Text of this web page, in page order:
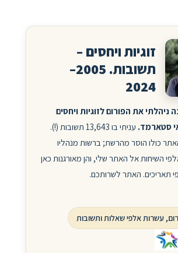
זוגיות ויחסים –
תשובות. 2005–
2024
20 שנה ניהלתי את הפורום לזוגיות ויחסים
סטארמד.
עניתי בו 13,643 תשובות (!).
2025 האתר כולו הוסר מהרשת; ברשות מנהליו
השיחות אל האתר שלי, והן מאורגנות כאן
תאריכים. האתר לשרותכם.